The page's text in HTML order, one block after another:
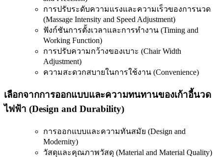
การปรับระดับความแรงและความเร็วของการนวด
(Massage Intensity and Speed Adjustment)
ฟังก์ชันการตั้งเวลาและการทำงาน (Timing and
Working Function)
การปรับความกว้างของเบาะ (Chair Width
Adjustment)
ความสะดวกสบายในการใช้งาน (Convenience)
เลือกจากการออกแบบและความทนทานของเก้าอี้นวด
ไฟฟ้า (Design and Durability)
การออกแบบและความทันสมัย (Design and
Modernity)
วัสดุและคุณภาพวัสดุ (Material and Material Quality)